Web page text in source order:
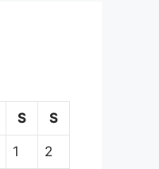
S S
1 2